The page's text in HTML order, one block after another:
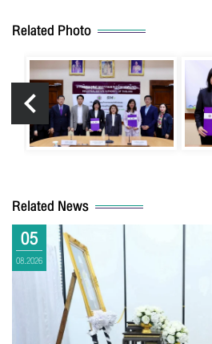
Related Photo
Related News
05
08.2026